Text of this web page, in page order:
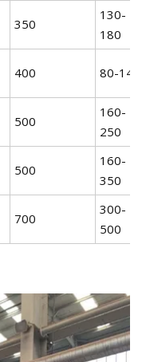
350
130-
180
400 80-140
500
160-
250
500
160-
350
700
300-
500